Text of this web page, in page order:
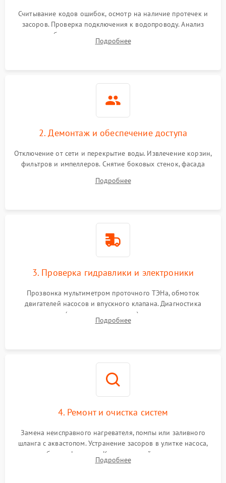
Считывание кодов ошибок, осмотр на наличие протечек и
засоров. Проверка подключения к водопроводу. Анализ
жалоб на отсутствие слива, нагрева, вращения
разбрызгивателей или срабатывание системы защиты
Подробнее
2. Демонтаж и обеспечение доступа
Отключение от сети и перекрытие воды. Извлечение корзин,
фильтров и импеллеров. Снятие боковых стенок, фасада
циркуляционному насосу, ТЭНу и сливной помпе.
Подробнее
3. Проверка гидравлики и электроники
Прозвонка мультиметром проточного ТЭНа, обмоток
двигателей насосов и впускного клапана. Диагностика
прессостата (датчика уровня воды), датчика мутности,
концевика дверцы и электронного модуля управления.
Подробнее
4. Ремонт и очистка систем
Замена неисправного нагревателя, помпы или заливного
шланга с аквастопом. Устранение засоров в улитке насоса,
патрубках и фильтрах. Компонентный ремонт платы
управления, восстановление поврежденной проводки.
Подробнее